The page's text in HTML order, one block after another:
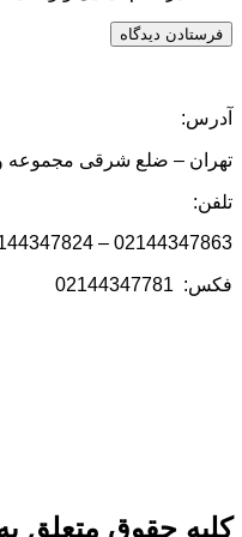
آدرس:
تهران – ضلع شرقی مجموعه
تلفن:
02144347863 – 02144347824 – 02144347815
فکس: 02144347781
کلیه حقوق متعلق